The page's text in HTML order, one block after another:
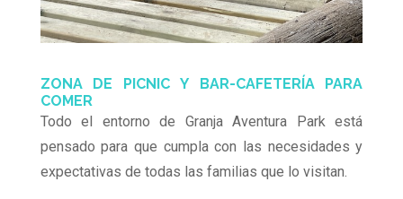
ZONA DE PICNIC Y BAR-CAFETERÍA PARA
COMER
Todo el entorno de Granja Aventura Park está
pensado para que cumpla con las necesidades y
expectativas de todas las familias que lo visitan.